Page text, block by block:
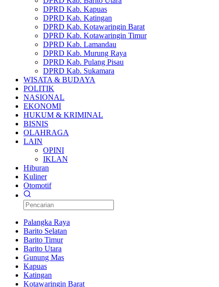
DPRD Kab. Kapuas
DPRD Kab. Katingan
DPRD Kab. Kotawaringin Barat
DPRD Kab. Kotawaringin Timur
DPRD Kab. Lamandau
DPRD Kab. Murung Raya
DPRD Kab. Pulang Pisau
DPRD Kab. Sukamara
WISATA & BUDAYA
POLITIK
NASIONAL
EKONOMI
HUKUM & KRIMINAL
BISNIS
OLAHRAGA
LAIN
OPINI
IKLAN
Hiburan
Kuliner
Otomotif
Palangka Raya
Barito Selatan
Barito Timur
Barito Utara
Gunung Mas
Kapuas
Katingan
Kotawaringin Barat